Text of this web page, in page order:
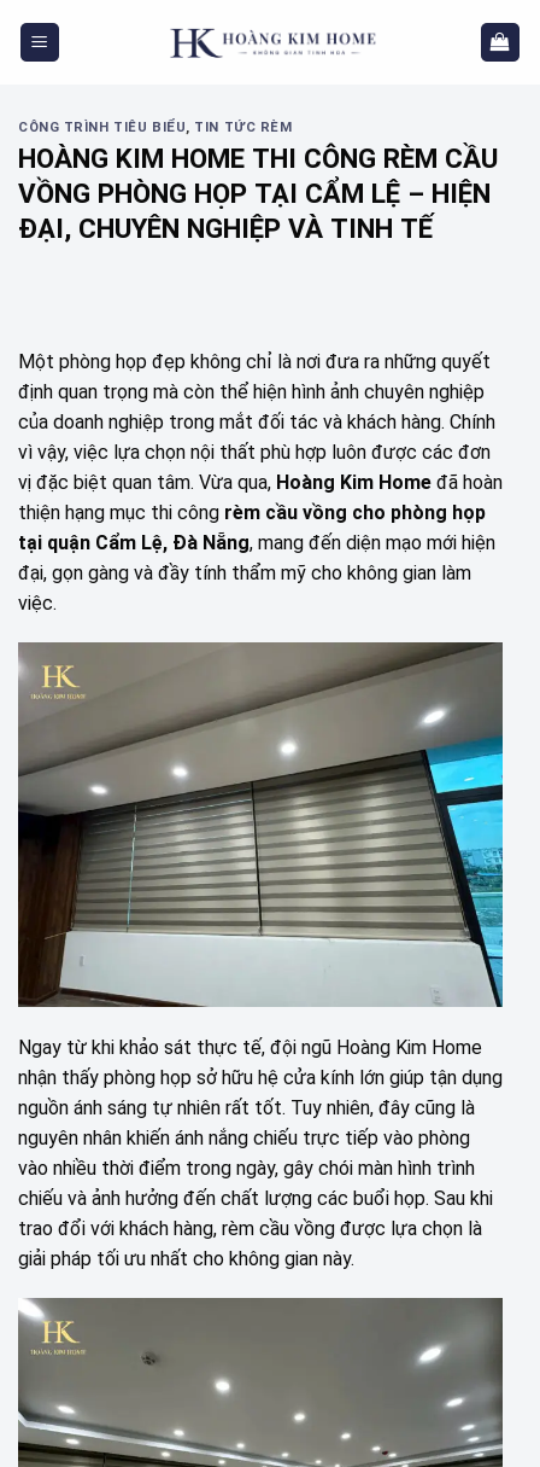
CÔNG TRÌNH TIÊU BIỂU, TIN TỨC RÈM
HOÀNG KIM HOME THI CÔNG RÈM CẦU
VỒNG PHÒNG HỌP TẠI CẨM LỆ – HIỆN
ĐẠI, CHUYÊN NGHIỆP VÀ TINH TẾ
Một phòng họp đẹp không chỉ là nơi đưa ra những quyết
định quan trọng mà còn thể hiện hình ảnh chuyên nghiệp
của doanh nghiệp trong mắt đối tác và khách hàng. Chính
vì vậy, việc lựa chọn nội thất phù hợp luôn được các đơn
vị đặc biệt quan tâm. Vừa qua, Hoàng Kim Home đã hoàn
thiện hạng mục thi công rèm cầu vồng cho phòng họp
tại quận Cẩm Lệ, Đà Nẵng, mang đến diện mạo mới hiện
đại, gọn gàng và đầy tính thẩm mỹ cho không gian làm
việc.
Ngay từ khi khảo sát thực tế, đội ngũ Hoàng Kim Home
nhận thấy phòng họp sở hữu hệ cửa kính lớn giúp tận dụng
nguồn ánh sáng tự nhiên rất tốt. Tuy nhiên, đây cũng là
nguyên nhân khiến ánh nắng chiếu trực tiếp vào phòng
vào nhiều thời điểm trong ngày, gây chói màn hình trình
chiếu và ảnh hưởng đến chất lượng các buổi họp. Sau khi
trao đổi với khách hàng, rèm cầu vồng được lựa chọn là
giải pháp tối ưu nhất cho không gian này.